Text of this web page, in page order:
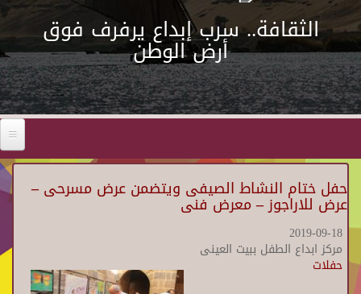
الثقافة.. سرب إبداع يرفرف فوق
أرض الوطن
حفل ختام النشاط الصيفى ويتضمن عرض مسرحى –
عرض للاراجوز – معرض فنى
2019-09-18
مركز ابداع الطفل ببيت العينى
حفلات